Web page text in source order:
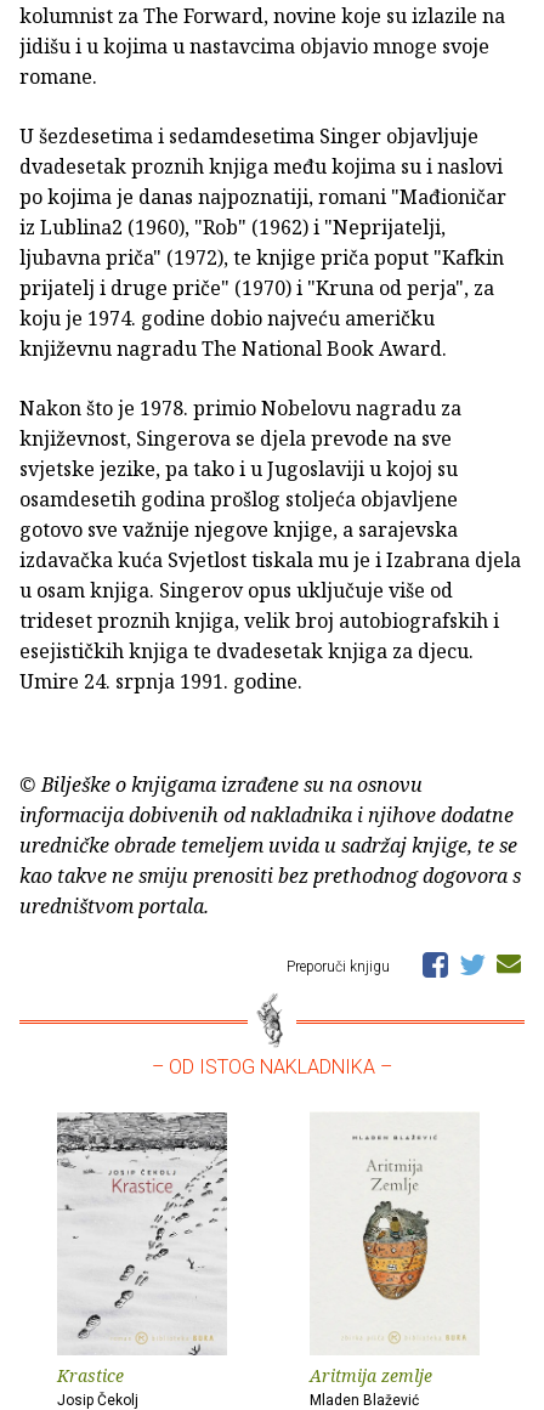
kolumnist za The Forward, novine koje su izlazile na
jidišu i u kojima u nastavcima objavio mnoge svoje
romane.
U šezdesetima i sedamdesetima Singer objavljuje
dvadesetak proznih knjiga među kojima su i naslovi
po kojima je danas najpoznatiji, romani "Mađioničar
iz Lublina2 (1960), "Rob" (1962) i "Neprijatelji,
ljubavna priča" (1972), te knjige priča poput "Kafkin
prijatelj i druge priče" (1970) i "Kruna od perja", za
koju je 1974. godine dobio najveću američku
književnu nagradu The National Book Award.
Nakon što je 1978. primio Nobelovu nagradu za
književnost, Singerova se djela prevode na sve
svjetske jezike, pa tako i u Jugoslaviji u kojoj su
osamdesetih godina prošlog stoljeća objavljene
gotovo sve važnije njegove knjige, a sarajevska
izdavačka kuća Svjetlost tiskala mu je i Izabrana djela
u osam knjiga. Singerov opus uključuje više od
trideset proznih knjiga, velik broj autobiografskih i
esejističkih knjiga te dvadesetak knjiga za djecu.
Umire 24. srpnja 1991. godine.
© Bilješke o knjigama izrađene su na osnovu
informacija dobivenih od nakladnika i njihove dodatne
uredničke obrade temeljem uvida u sadržaj knjige, te se
kao takve ne smiju prenositi bez prethodnog dogovora s
uredništvom portala.
Preporuči knjigu
– OD ISTOG NAKLADNIKA –
Krastice
Josip Čekolj
Aritmija zemlje
Mladen Blažević